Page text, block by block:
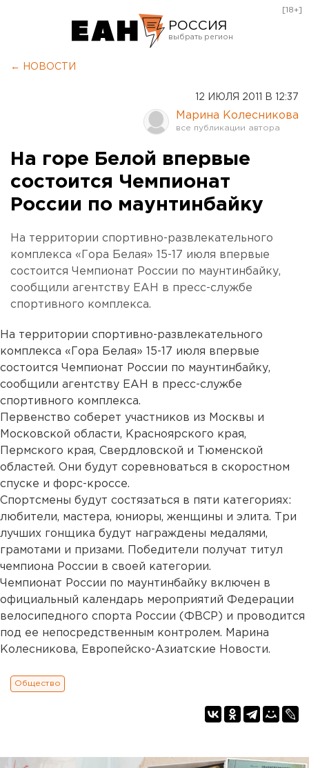
РОССИЯ
Оренбург
[18+]
← НОВОСТИ
12 ИЮЛЯ 2011 В 12:37
Марина Колесникова
На горе Белой впервые
состоится Чемпионат
России по маунтинбайку
На территории спортивно-развлекательного
комплекса «Гора Белая» 15-17 июля впервые
состоится Чемпионат России по маунтинбайку,
сообщили агентству ЕАН в пресс-службе
спортивного комплекса.
На территории спортивно-развлекательного
комплекса «Гора Белая» 15-17 июля впервые
состоится Чемпионат России по маунтинбайку,
сообщили агентству ЕАН в пресс-службе
спортивного комплекса.
Первенство соберет участников из Москвы и
Московской области, Красноярского края,
Пермского края, Свердловской и Тюменской
областей. Они будут соревноваться в скоростном
спуске и форс-кроссе.
Спортсмены будут состязаться в пяти категориях:
любители, мастера, юниоры, женщины и элита. Три
лучших гонщика будут награждены медалями,
грамотами и призами. Победители получат титул
чемпиона России в своей категории.
Чемпионат России по маунтинбайку включен в
официальный календарь мероприятий Федерации
велосипедного спорта России (ФВСР) и проводится
под ее непосредственным контролем. Марина
Колесникова, Европейско-Азиатские Новости.
Общество